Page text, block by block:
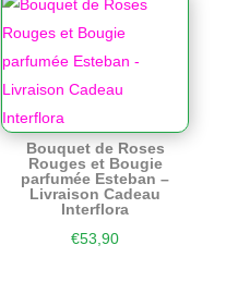
Bouquet de Roses
Rouges et Bougie
parfumée Esteban –
Livraison Cadeau
Interflora
€53,90